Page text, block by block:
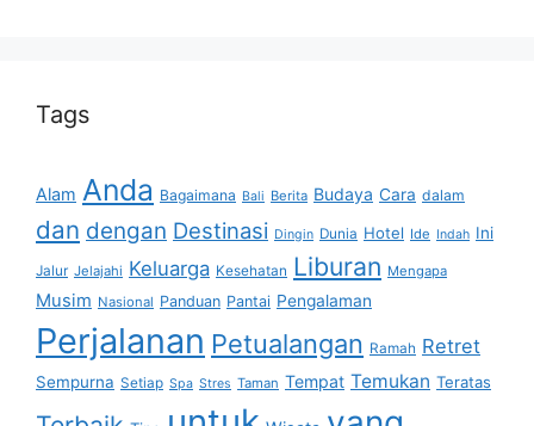
Tags
Alam Anda Bagaimana Bali Berita Budaya Cara dalam
dan dengan Destinasi Dingin Dunia Hotel Ide Indah Ini
Jalur Jelajahi Keluarga Kesehatan Liburan Mengapa
Musim Nasional Panduan Pantai Pengalaman
Perjalanan Petualangan Ramah Retret
Sempurna Setiap Spa Stres Taman Tempat Temukan Teratas